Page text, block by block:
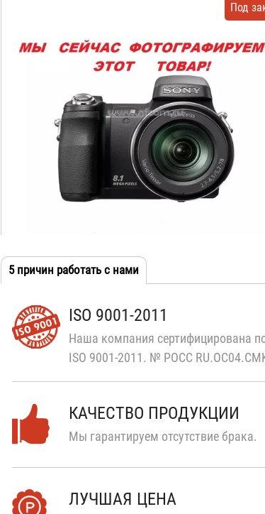
Под
Табы
5 причин работать с нами
ISO 9001-2011
Наша компания сертифицирована
ISO 9001-2011. № РОСС
КАЧЕСТВО ПРОДУКЦИИ
Мы гарантируем отсутствие брака.
ЛУЧШАЯ ЦЕНА